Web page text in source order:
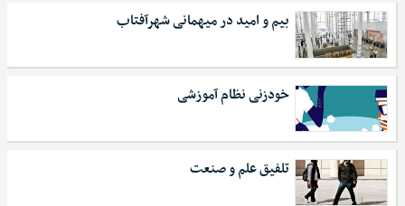
بیم و امید در میهمانی شهرآفتاب
خودزنی نظام آموزشی
تلفیق علم و صنعت